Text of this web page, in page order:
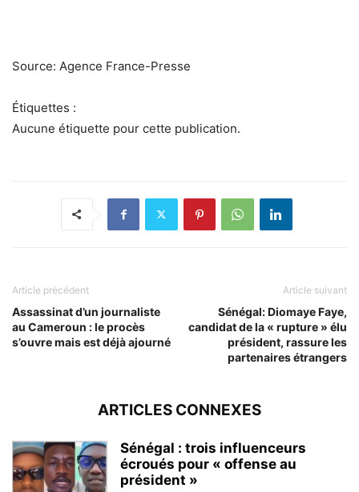
Source: Agence France-Presse
Étiquettes :
Aucune étiquette pour cette publication.
Article précédent
Assassinat d’un journaliste
au Cameroun : le procès
s’ouvre mais est déjà ajourné
Article suivant
Sénégal: Diomaye Faye,
candidat de la « rupture » élu
président, rassure les
partenaires étrangers
ARTICLES CONNEXES
Sénégal : trois influenceurs
écroués pour « offense au
président »